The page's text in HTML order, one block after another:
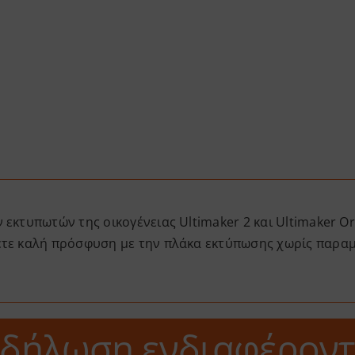
της οικογένειας Ultimaker 2 και Ultimaker
καλή πρόσφυση με την πλάκα εκτύπωσης χωρίς